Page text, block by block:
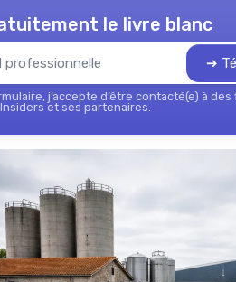
le livre blanc
➔
j’accepte d’être contacté(e) à des
et ses partenaires.